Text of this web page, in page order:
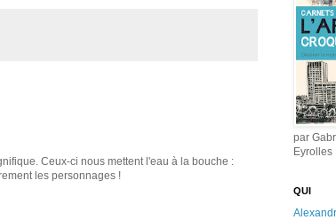
Ceux-ci nous mettent l'eau à la bouche :
les personnages !
par
Eyrolles
QUI